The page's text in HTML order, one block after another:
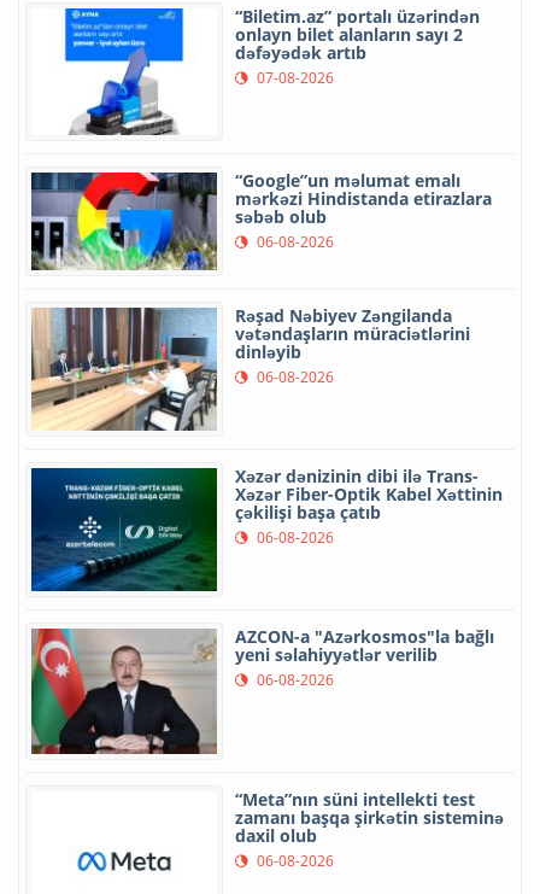
“Biletim.az” portalı üzərindən
onlayn bilet alanların sayı 2
dəfəyədək artıb
07-08-2026
“Google”un məlumat emalı
mərkəzi Hindistanda etirazlara
səbəb olub
06-08-2026
Rəşad Nəbiyev Zəngilanda
vətəndaşların müraciətlərini
dinləyib
06-08-2026
Xəzər dənizinin dibi ilə Trans-
Xəzər Fiber-Optik Kabel Xəttinin
çəkilişi başa çatıb
06-08-2026
AZCON-a "Azərkosmos"la bağlı
yeni səlahiyyətlər verilib
06-08-2026
“Meta”nın süni intellekti test
zamanı başqa şirkətin sisteminə
daxil olub
06-08-2026